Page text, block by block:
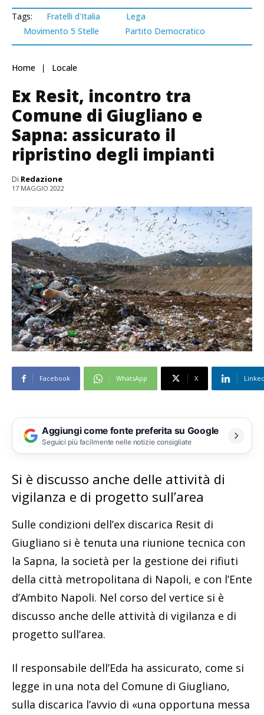
Tags: Fratelli d'Italia
Lega
Movimento 5 Stelle
Partito Democratico
Home Locale
Ex Resit, incontro tra
Comune di Giugliano e
Sapna: assicurato il
ripristino degli impianti
Di Redazione
17 MAGGIO 2022
Facebook WhatsApp X
Aggiungi come fonte preferita su Google
Seguici più facilmente nelle notizie consigliate
Si è discusso anche delle attività di
vigilanza e di progetto sull’area
Sulle condizioni dell’ex discarica Resit di
Giugliano si è tenuta una riunione tecnica con
la Sapna, la società per la gestione dei rifiuti
della città metropolitana di Napoli, e con l’Ente
d’Ambito Napoli. Nel corso del vertice si è
discusso anche delle attività di vigilanza e di
progetto sull’area.
Il responsabile dell’Eda ha assicurato, come si
legge in una nota del Comune di Giugliano,
sulla discarica l’avvio di «una opportuna messa